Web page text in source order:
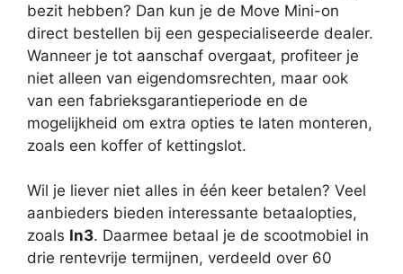
bezit hebben? Dan kun je de Move Mini-on
direct bestellen bij een gespecialiseerde dealer.
Wanneer je tot aanschaf overgaat, profiteer je
niet alleen van eigendomsrechten, maar ook
van een fabrieksgarantieperiode en de
mogelijkheid om extra opties te laten monteren,
zoals een koffer of kettingslot.
Wil je liever niet alles in één keer betalen? Veel
aanbieders bieden interessante betaalopties,
zoals In3. Daarmee betaal je de scootmobiel in
drie rentevrije termijnen, verdeeld over 60